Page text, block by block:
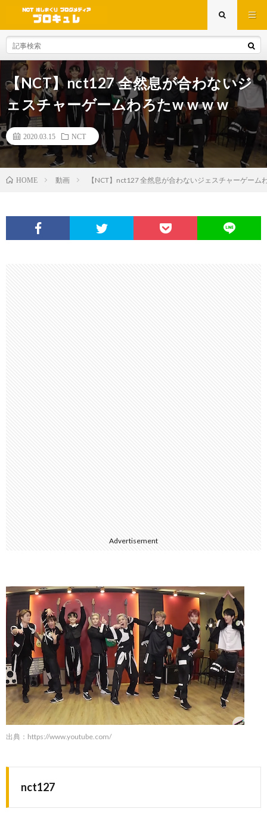
【NCT】nct127 全然息が合わないジ
ェスチャーゲームわろたw w w w
2020.03.15 NCT
HOME 動画 【NCT】nct127 全然息が合わないジェスチャーゲーム
Advertisement
出典： https://www.youtube.com/
nct127